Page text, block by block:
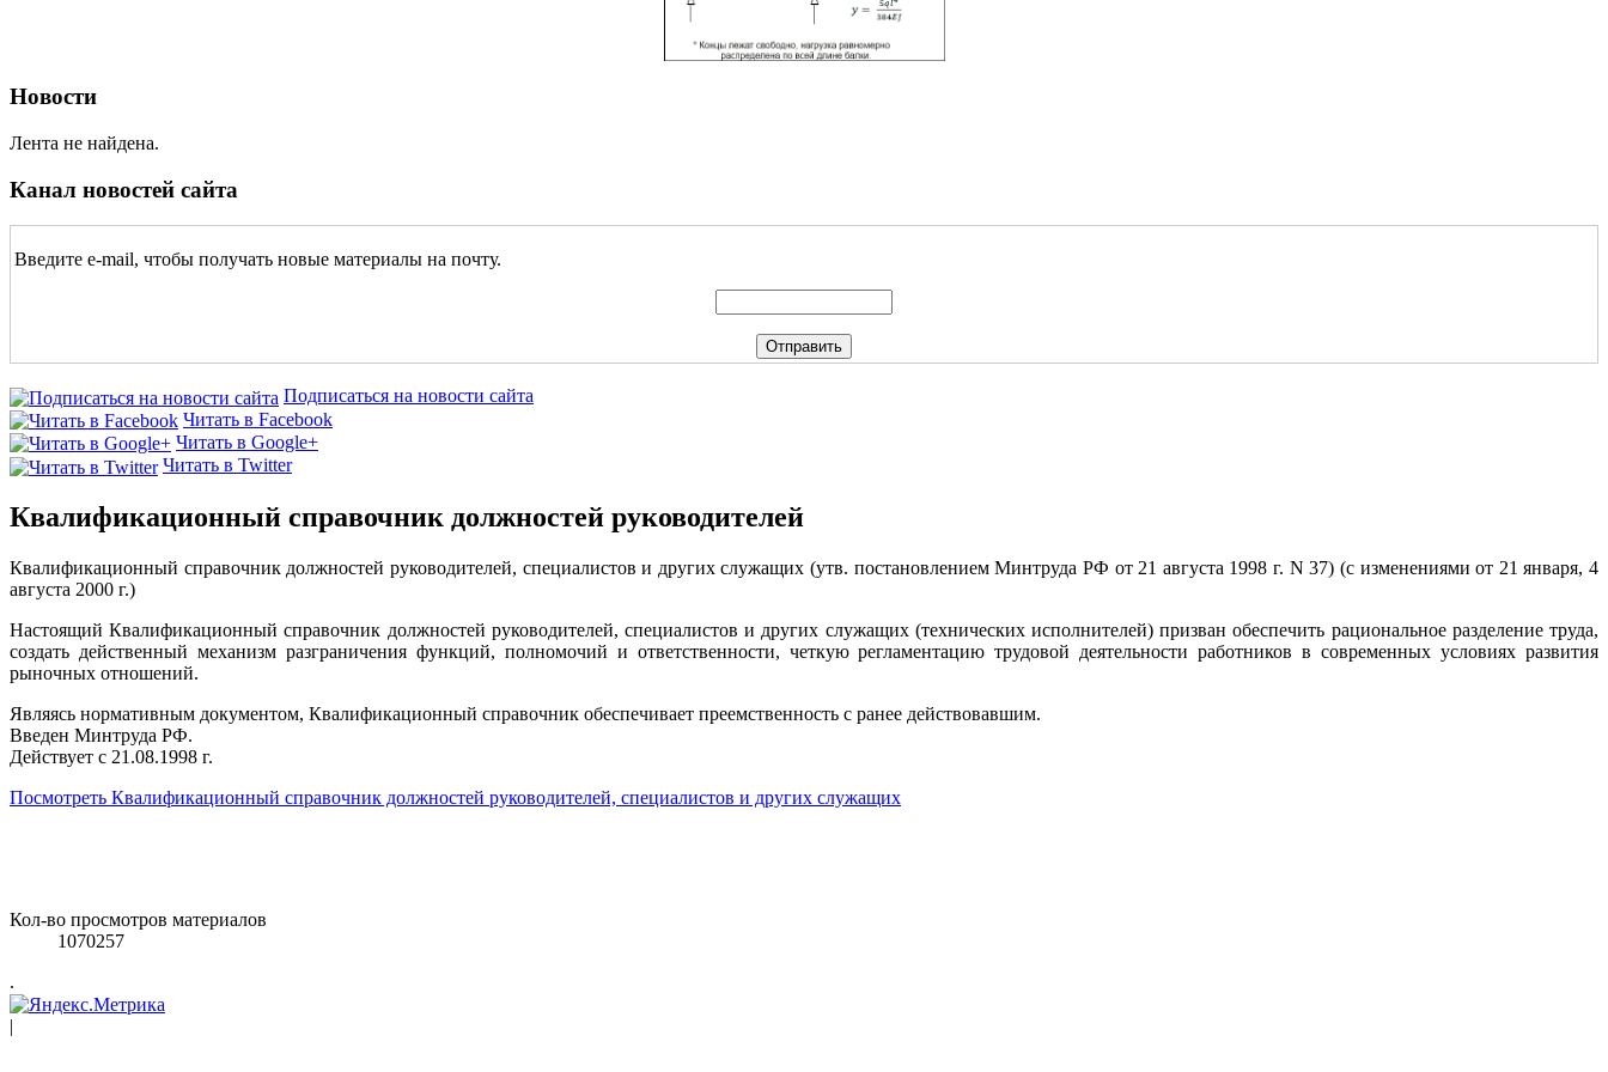
Новости
Лента не найдена.
Канал новостей сайта
Введите e-mail, чтобы получать новые материалы на почту.
Подписаться на новости сайта
Читать в Facebook
Читать в Google+
Читать в Twitter
Квалификационный справочник должностей руководителей
Квалификационный справочник должностей руководителей, специалистов и других служащих (утв. постановлением Минтруда РФ от 21 августа 1998 г. N 37) (с изменениями от 21 января, 4
августа 2000 г.)
Настоящий Квалификационный справочник должностей руководителей, специалистов и других служащих (технических исполнителей) призван обеспечить рациональное разделение труда,
создать действенный механизм разграничения функций, полномочий и ответственности, четкую регламентацию трудовой деятельности работников в современных условиях развития
рыночных отношений.
Являясь нормативным документом, Квалификационный справочник обеспечивает преемственность с ранее действовавшим.
Введен Минтруда РФ.
Действует с 21.08.1998 г.
Посмотреть Квалификационный справочник должностей руководителей, специалистов и других служащих
Кол-во просмотров материалов
1070257
.
|